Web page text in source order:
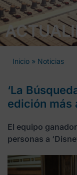
Inicio » Noticias
‘La
edición más
El equipo
personas a